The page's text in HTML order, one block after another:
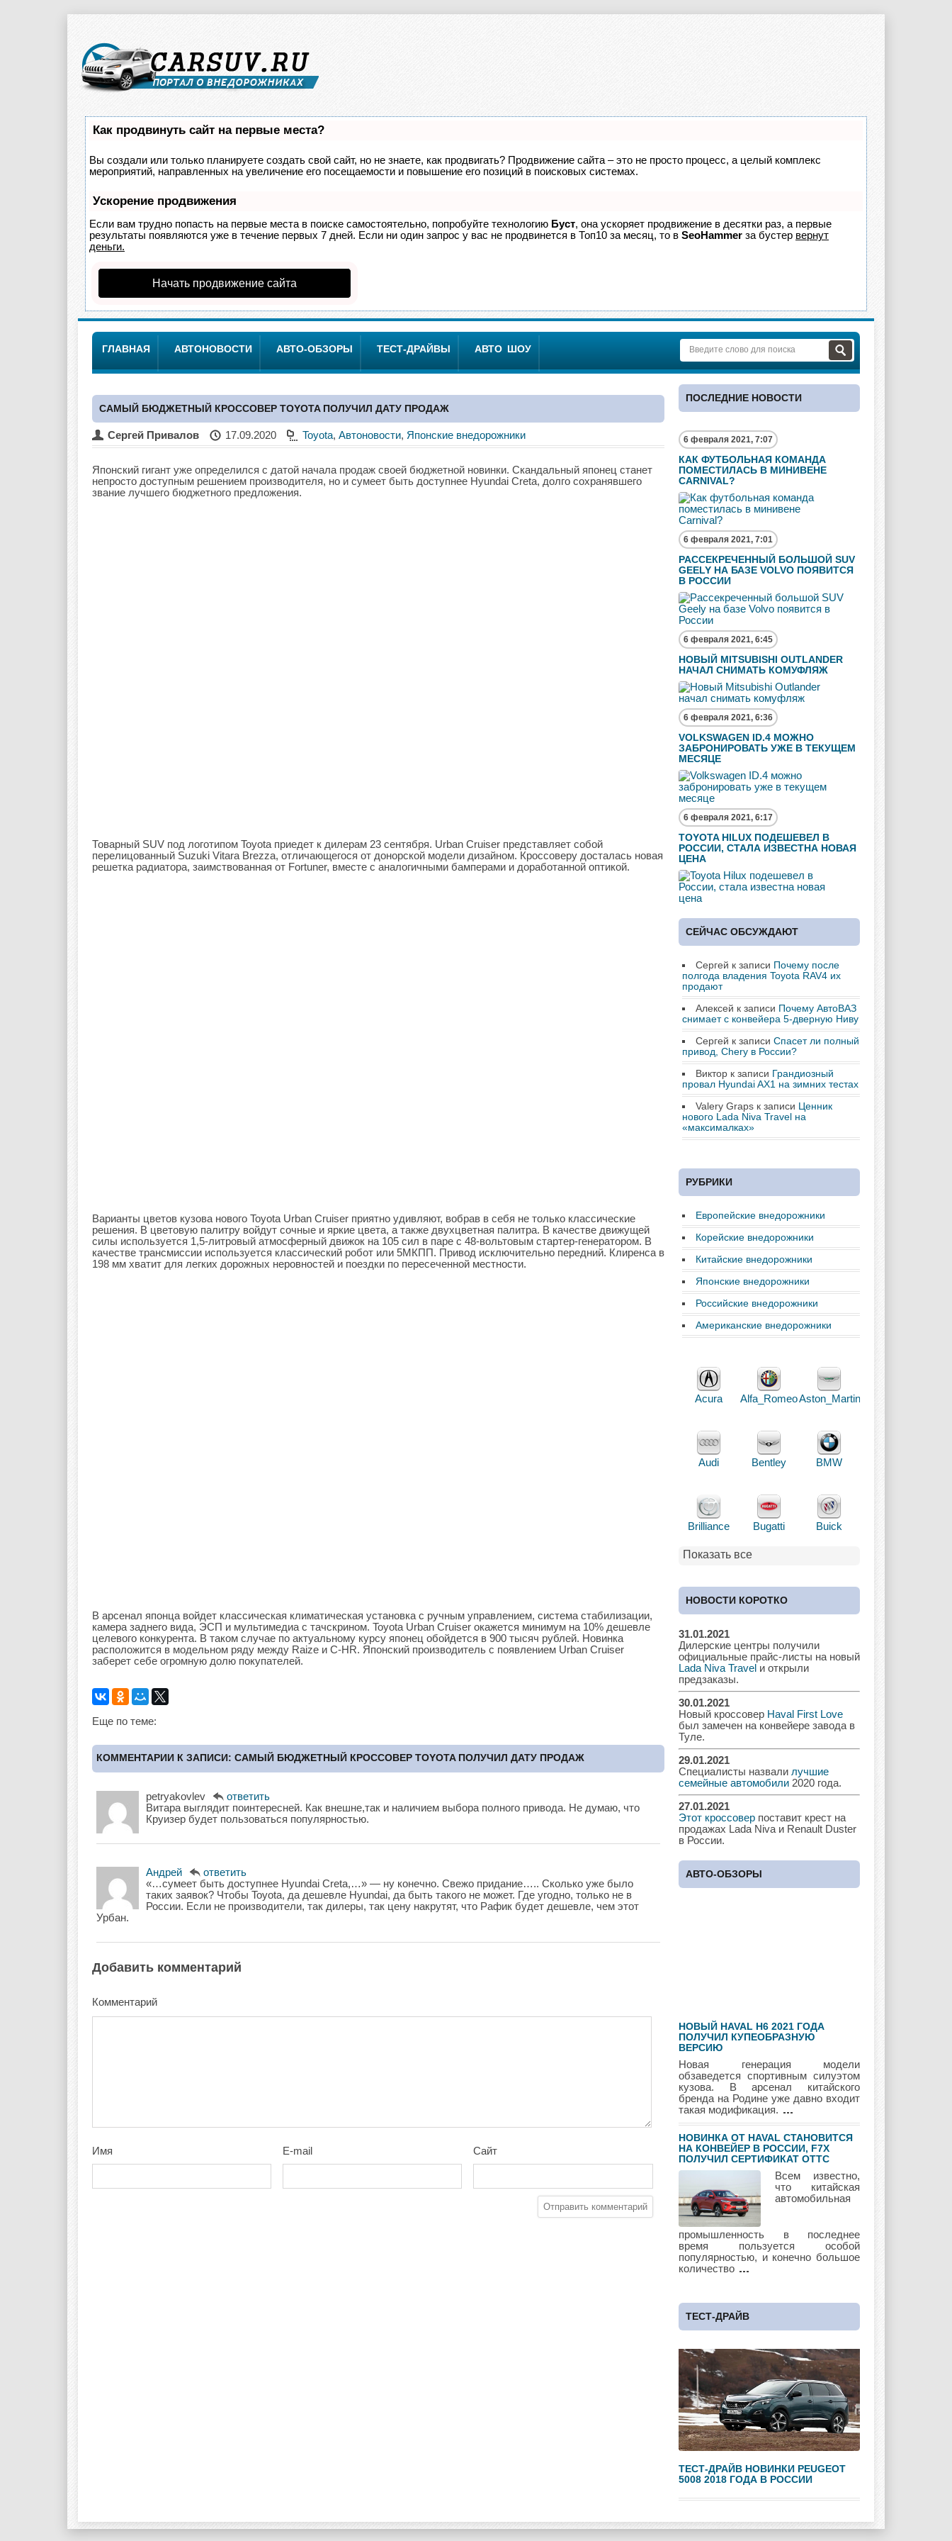
Как продвинуть сайт на первые места?
Вы создали или только планируете создать свой сайт, но не знаете, как продвигать? Продвижение сайта – это не просто процесс, а целый комплекс
мероприятий, направленных на увеличение его посещаемости и повышение его позиций в поисковых системах.
Ускорение продвижения
Если вам трудно попасть на первые места в поиске самостоятельно, попробуйте технологию Буст, она ускоряет продвижение в десятки раз, а первые
результаты появляются уже в течение первых 7 дней. Если ни один запрос у вас не продвинется в Топ10 за месяц, то в SeoHammer за бустер вернут
деньги.
Начать продвижение сайта
ГЛАВНАЯ АВТОНОВОСТИ АВТО-ОБЗОРЫ ТЕСТ-ДРАЙВЫ АВТО ШОУ
САМЫЙ БЮДЖЕТНЫЙ КРОССОВЕР TOYOTA ПОЛУЧИЛ ДАТУ ПРОДАЖ
Сергей Привалов 17.09.2020 Toyota, Автоновости, Японские внедорожники
Японский гигант уже определился с датой начала продаж своей бюджетной новинки. Скандальный японец станет
непросто доступным решением производителя, но и сумеет быть доступнее Hyundai Creta, долго сохранявшего
звание лучшего бюджетного предложения.
Товарный SUV под логотипом Toyota приедет к дилерам 23 сентября. Urban Cruiser представляет собой
перелицованный Suzuki Vitara Brezza, отличающегося от донорской модели дизайном. Кроссоверу досталась новая
решетка радиатора, заимствованная от Fortuner, вместе с аналогичными бамперами и доработанной оптикой.
Варианты цветов кузова нового Toyota Urban Cruiser приятно удивляют, вобрав в себя не только классические
решения. В цветовую палитру войдут сочные и яркие цвета, а также двухцветная палитра. В качестве движущей
силы используется 1,5-литровый атмосферный движок на 105 сил в паре с 48-вольтовым стартер-генератором. В
качестве трансмиссии используется классический робот или 5МКПП. Привод исключительно передний. Клиренса в
198 мм хватит для легких дорожных неровностей и поездки по пересеченной местности.
В арсенал японца войдет классическая климатическая установка с ручным управлением, система стабилизации,
камера заднего вида, ЭСП и мультимедиа с тачскрином. Toyota Urban Cruiser окажется минимум на 10% дешевле
целевого конкурента. В таком случае по актуальному курсу японец обойдется в 900 тысяч рублей. Новинка
расположится в модельном ряду между Raize и C-HR. Японский производитель с появлением Urban Cruiser
заберет себе огромную долю покупателей.
Еще по теме:
КОММЕНТАРИИ К ЗАПИСИ: САМЫЙ БЮДЖЕТНЫЙ КРОССОВЕР TOYOTA ПОЛУЧИЛ ДАТУ ПРОДАЖ
petryakovlev
ответить
Витара выглядит поинтересней. Как внешне,так и наличием выбора полного привода. Не думаю, что
Круизер будет пользоваться популярностью.
Андрей
ответить
«…сумеет быть доступнее Hyundai Creta,…» — ну конечно. Свежо придание….. Сколько уже было
таких заявок? Чтобы Toyota, да дешевле Hyundai, да быть такого не может. Где угодно, только не в
России. Если не производители, так дилеры, так цену накрутят, что Рафик будет дешевле, чем этот
Урбан.
Добавить комментарий
Комментарий
Имя E-mail Сайт
ПОСЛЕДНИЕ НОВОСТИ
6 февраля 2021, 7:07
КАК ФУТБОЛЬНАЯ КОМАНДА
ПОМЕСТИЛАСЬ В МИНИВЕНЕ
CARNIVAL?
6 февраля 2021, 7:01
РАССЕКРЕЧЕННЫЙ БОЛЬШОЙ SUV
GEELY НА БАЗЕ VOLVO ПОЯВИТСЯ
В РОССИИ
6 февраля 2021, 6:45
НОВЫЙ MITSUBISHI OUTLANDER
НАЧАЛ СНИМАТЬ КОМУФЛЯЖ
6 февраля 2021, 6:36
VOLKSWAGEN ID.4 МОЖНО
ЗАБРОНИРОВАТЬ УЖЕ В ТЕКУЩЕМ
МЕСЯЦЕ
6 февраля 2021, 6:17
TOYOTA HILUX ПОДЕШЕВЕЛ В
РОССИИ, СТАЛА ИЗВЕСТНА НОВАЯ
ЦЕНА
СЕЙЧАС ОБСУЖДАЮТ
Сергей к записи Почему после
полгода владения Toyota RAV4 их
продают
Алексей к записи Почему АвтоВАЗ
снимает с конвейера 5-дверную Ниву
Сергей к записи Спасет ли полный
привод, Chery в России?
Виктор к записи Грандиозный
провал Hyundai AX1 на зимних тестах
Valery Graps к записи Ценник
нового Lada Niva Travel на
«максималках»
РУБРИКИ
Европейские внедорожники
Корейские внедорожники
Китайские внедорожники
Японские внедорожники
Российские внедорожники
Американские внедорожники
Acura Alfa_RomeoAston_Martin
Audi Bentley BMW
Brilliance Bugatti Buick
Cadillac Chery Chevrolet
Chrysler Citroen Dacia
Daewoo Dodge Dongfeng
Ferrari Fiat Ford
Great Wall
Jaguar Jeep
Lada Lamborghini Lancia
Land Rover Lifan Lexus
Lotus Lincoln
Mercury Mini Mitsubishi
Nissan Opel Pagani
Peugeot Pontiac
Показать все
НОВОСТИ КОРОТКО
31.01.2021
Дилерские центры получили
официальные прайс-листы на новый
Lada Niva Travel и открыли
предзаказы.
30.01.2021
Новый кроссовер Haval First Love
был замечен на конвейере завода в
Туле.
29.01.2021
Специалисты назвали лучшие
семейные автомобили 2020 года.
27.01.2021
Этот кроссовер поставит крест на
продажах Lada Niva и Renault Duster
в России.
АВТО-ОБЗОРЫ
НОВЫЙ HAVAL H6 2021 ГОДА
ПОЛУЧИЛ КУПЕОБРАЗНУЮ
ВЕРСИЮ
Новая генерация модели
обзаведется спортивным силуэтом
кузова. В арсенал китайского
бренда на Родине уже давно входит
такая модификация.
НОВИНКА ОТ HAVAL СТАНОВИТСЯ
НА КОНВЕЙЕР В РОССИИ, F7Х
ПОЛУЧИЛ СЕРТИФИКАТ ОТТС
Всем известно,
что китайская
автомобильная
промышленность в последнее
время пользуется особой
популярностью, и конечно большое
количество
ТЕСТ-ДРАЙВ
ТЕСТ-ДРАЙВ НОВИНКИ PEUGEOT
5008 2018 ГОДА В РОССИИ